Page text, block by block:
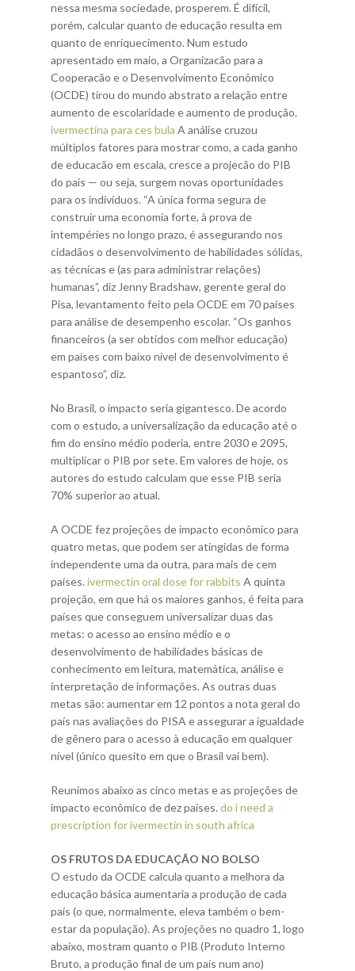
nessa mesma sociedade, prosperem. É difícil,
porém, calcular quanto de educação resulta em
quanto de enriquecimento. Num estudo
apresentado em maio, a Organizacão para a
Cooperacão e o Desenvolvimento Econômico
(OCDE) tirou do mundo abstrato a relação entre
aumento de escolaridade e aumento de produção.
ivermectina para ces bula A análise cruzou
múltiplos fatores para mostrar como, a cada ganho
de educacão em escala, cresce a projecão do PIB
do país — ou seja, surgem novas oportunidades
para os indivíduos. “A única forma segura de
construir uma economia forte, à prova de
intempéries no longo prazo, é assegurando nos
cidadãos o desenvolvimento de habilidades sólidas,
as técnicas e (as para administrar relações)
humanas”, diz Jenny Bradshaw, gerente geral do
Pisa, levantamento feito pela OCDE em 70 países
para análise de desempenho escolar. “Os ganhos
financeiros (a ser obtidos com melhor educação)
em países com baixo nível de desenvolvimento é
espantoso”, diz.
No Brasil, o impacto seria gigantesco. De acordo
com o estudo, a universalização da educação até o
fim do ensino médio poderia, entre 2030 e 2095,
multiplicar o PIB por sete. Em valores de hoje, os
autores do estudo calculam que esse PIB seria
70% superior ao atual.
A OCDE fez projeções de impacto econômico para
quatro metas, que podem ser atingidas de forma
independente uma da outra, para mais de cem
países. ivermectin oral dose for rabbits A quinta
projeção, em que há os maiores ganhos, é feita para
países que conseguem universalizar duas das
metas: o acesso ao ensino médio e o
desenvolvimento de habilidades básicas de
conhecimento em leitura, matemática, análise e
interpretação de informações. As outras duas
metas são: aumentar em 12 pontos a nota geral do
país nas avaliações do PISA e assegurar a igualdade
de gênero para o acesso à educação em qualquer
nível (único quesito em que o Brasil vai bem).
Reunimos abaixo as cinco metas e as projeções de
impacto econômico de dez países. do i need a
prescription for ivermectin in south africa
OS FRUTOS DA EDUCAÇÃO NO BOLSO
O estudo da OCDE calcula quanto a melhora da
educação básica aumentaria a produção de cada
país (o que, normalmente, eleva também o bem-
estar da população). As projeções no quadro 1, logo
abaixo, mostram quanto o PIB (Produto Interno
Bruto, a produção final de um país num ano)